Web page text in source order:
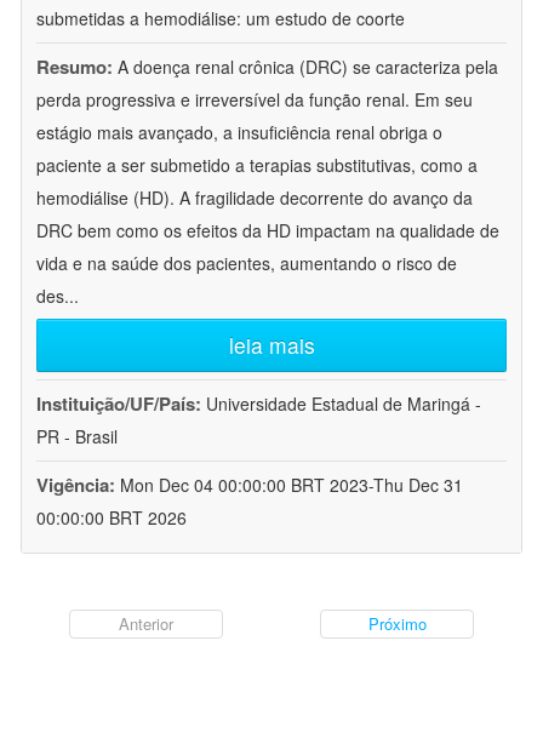
submetidas a hemodiálise: um estudo de coorte
Resumo: A doença renal crônica (DRC) se caracteriza pela
perda progressiva e irreversível da função renal. Em seu
estágio mais avançado, a insuficiência renal obriga o
paciente a ser submetido a terapias substitutivas, como a
hemodiálise (HD). A fragilidade decorrente do avanço da
DRC bem como os efeitos da HD impactam na qualidade de
vida e na saúde dos pacientes, aumentando o risco de
des...
leia mais
Instituição/UF/País: Universidade Estadual de Maringá -
PR - Brasil
Vigência: Mon Dec 04 00:00:00 BRT 2023-Thu Dec 31
00:00:00 BRT 2026
Anterior Próximo